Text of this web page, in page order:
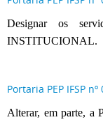
Designar os
INSTITUCIONAL.
Portaria PEP IFSP
Alterar, em parte, a